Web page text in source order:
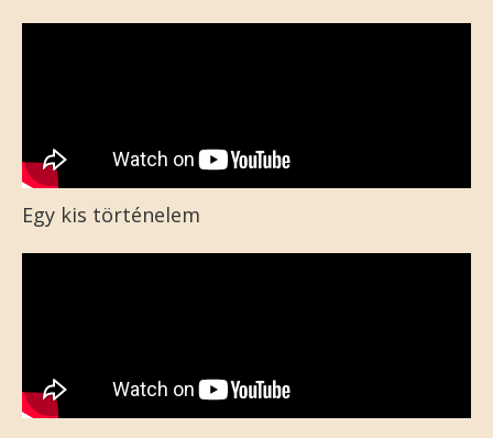
Egy kis történelem